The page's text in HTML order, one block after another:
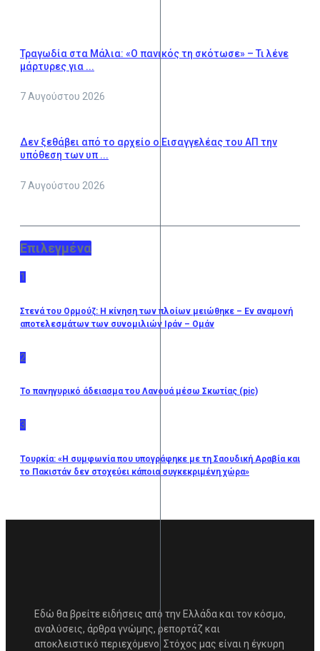
Τραγωδία στα Μάλια: «Ο πανικός τη σκότωσε» – Τι λένε
μάρτυρες για ...
7 Αυγούστου 2026
Δεν ξεθάβει από το αρχείο ο Εισαγγελέας του ΑΠ την
υπόθεση των υπ ...
7 Αυγούστου 2026
Επιλεγμένα
1
Στενά του Ορμούζ: Η κίνηση των πλοίων μειώθηκε – Εν αναμονή
αποτελεσμάτων των συνομιλιών Ιράν – Ομάν
2
Το πανηγυρικό άδειασμα του Λανουά μέσω Σκωτίας (pic)
3
Τουρκία: «Η συμφωνία που υπογράφηκε με τη Σαουδική Αραβία και
το Πακιστάν δεν στοχεύει κάποια συγκεκριμένη χώρα»
Εδώ θα βρείτε ειδήσεις από την Ελλάδα και τον κόσμο,
αναλύσεις, άρθρα γνώμης, ρεπορτάζ και
αποκλειστικό περιεχόμενο. Στόχος μας είναι η έγκυρη